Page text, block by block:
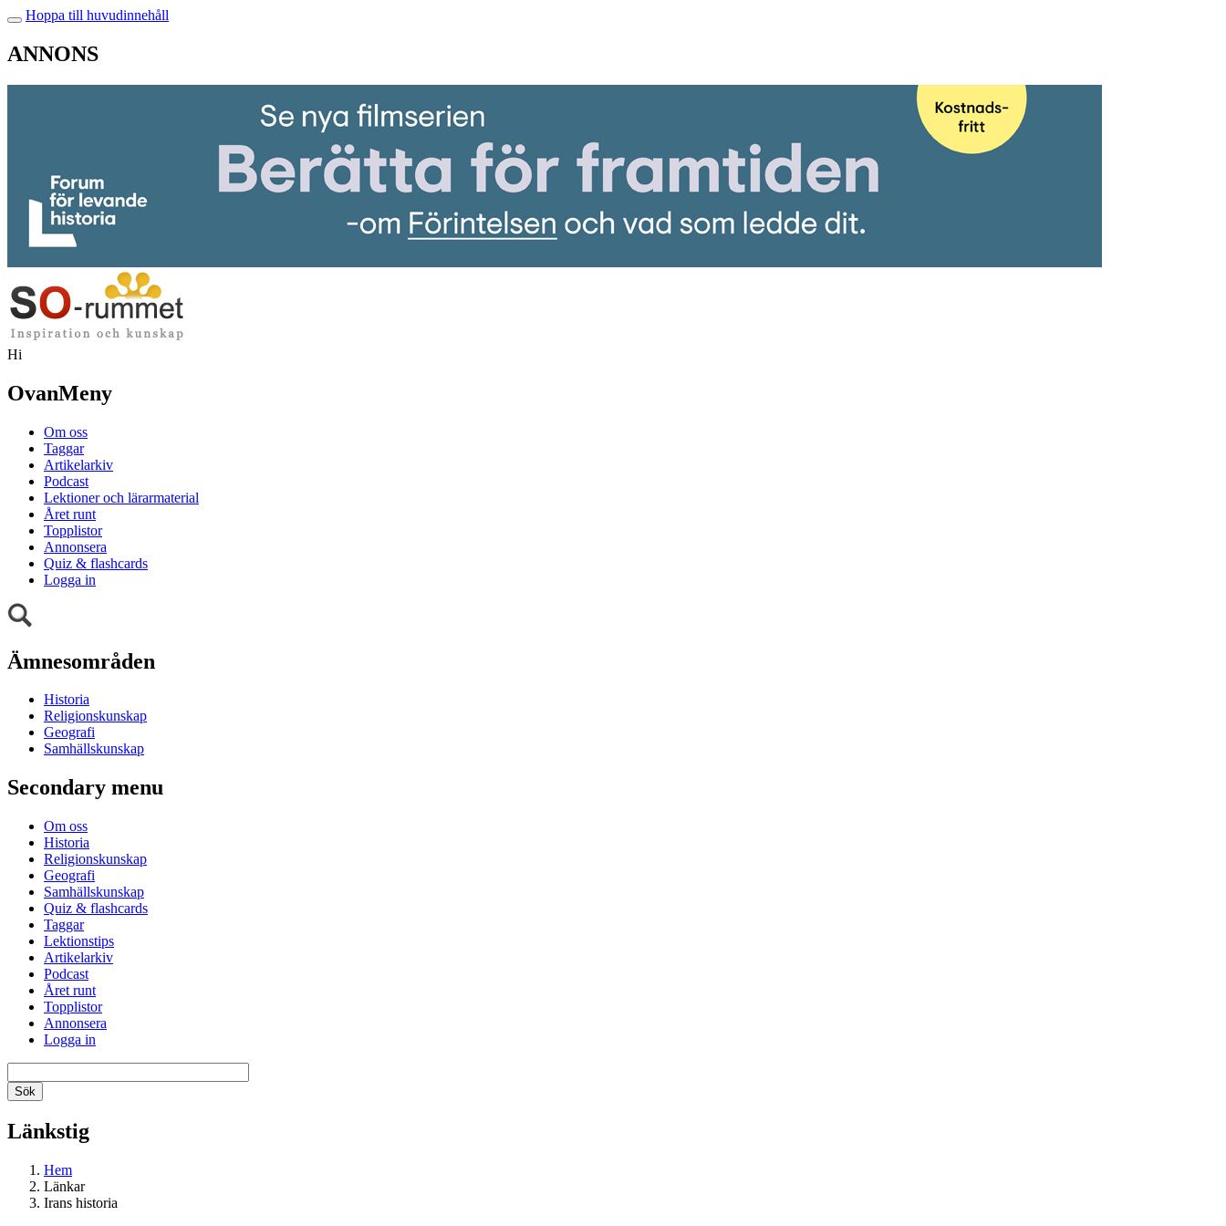
Hoppa till huvudinnehåll
ANNONS
Hi
OvanMeny
Om oss
Taggar
Artikelarkiv
Podcast
Lektioner och lärarmaterial
Året runt
Topplistor
Annonsera
Quiz & flashcards
Logga in
Ämnesområden
Historia
Religionskunskap
Geografi
Samhällskunskap
Secondary menu
Om oss
Historia
Religionskunskap
Geografi
Samhällskunskap
Quiz & flashcards
Taggar
Lektionstips
Artikelarkiv
Podcast
Året runt
Topplistor
Annonsera
Logga in
Länkstig
Hem
Länkar
Irans historia